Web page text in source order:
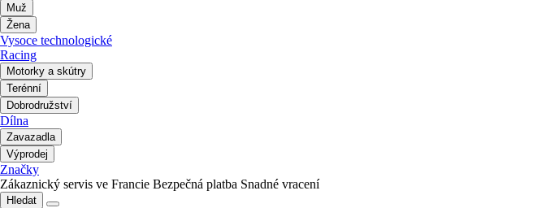
Muž
Žena
Vysoce technologické
Racing
Motorky a skútry
Terénní
Dobrodružství
Dílna
Zavazadla
Výprodej
Značky
Zákaznický servis ve Francie Bezpečná platba Snadné vracení
Hledat